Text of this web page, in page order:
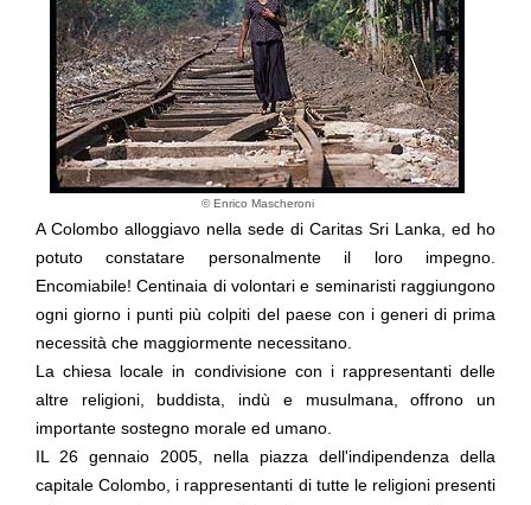
© Enrico Mascheroni
A Colombo alloggiavo nella sede di Caritas Sri Lanka , ed ho
potuto constatare personalmente il loro impegno
Encomiabile! Centinaia di volontari e seminaristi raggiungono
ogni giorno i punti più colpiti del paese con i generi di prima
necessità che maggiormente necessitano.
La chiesa locale in condivisione con i rappresentanti delle
altre religioni, buddista, indù e musulmana, offrono un
importante sostegno morale ed umano
IL 26 gennaio 2005, nella piazza dell'indipendenza della
capitale Colombo, i rappresentanti di tutte le religioni presenti